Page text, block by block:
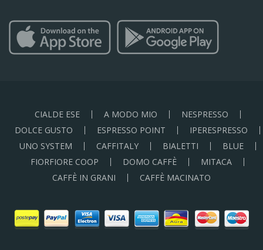
CIALDE ESE A MODO MIO
NESPRESSO
DOLCE GUSTO
ESPRESSO POINT
IPERESPRESSO
UNO SYSTEM
CAFFITALY BIALETTI
BLUE
FIORFIORE COOP
DOMO CAFFÈ
MITACA
CAFFÈ IN GRANI
CAFFÈ MACINATO